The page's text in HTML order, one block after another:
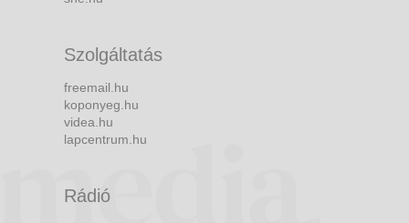
Szolgáltatás
freemail.hu
koponyeg.hu
videa.hu
lapcentrum.hu
Rádió